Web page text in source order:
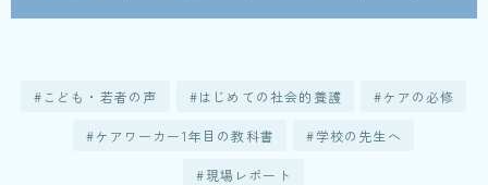
こども・若者の声 はじめての社会的養護 ケアの必修
ケアワーカー1年目の教科書 学校の先生へ
現場レポート